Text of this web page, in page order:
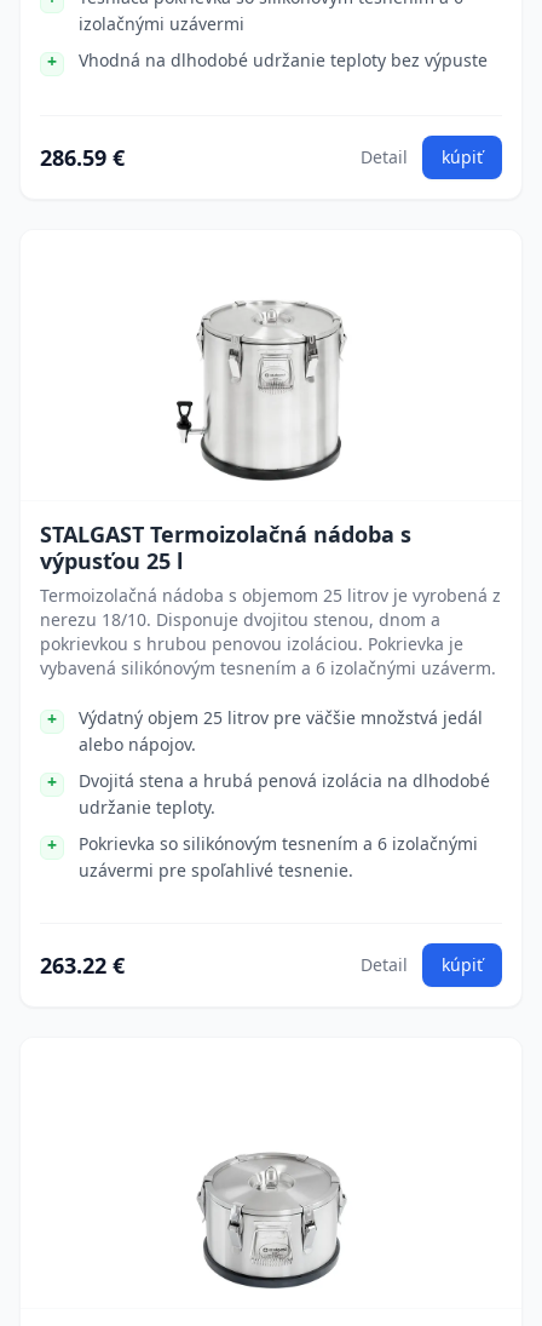
izolačnými uzávermi
Vhodná na dlhodobé udržanie teploty bez výpuste
286.59 € Detail kúpiť
STALGAST Termoizolačná nádoba s
výpusťou 25 l
Termoizolačná nádoba s objemom 25 litrov je vyrobená z
nerezu 18/10. Disponuje dvojitou stenou, dnom a
pokrievkou s hrubou penovou izoláciou. Pokrievka je
vybavená silikónovým tesnením a 6 izolačnými uzáverm.
Výdatný objem 25 litrov pre väčšie množstvá jedál
alebo nápojov.
Dvojitá stena a hrubá penová izolácia na dlhodobé
udržanie teploty.
Pokrievka so silikónovým tesnením a 6 izolačnými
uzávermi pre spoľahlivé tesnenie.
263.22 € Detail kúpiť